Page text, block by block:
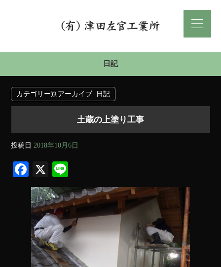
日記
カテゴリー別アーカイブ: 日記
土蔵の上塗り工事
投稿日 2018年10月6日
Fa
ce
bo
ok
X
ne